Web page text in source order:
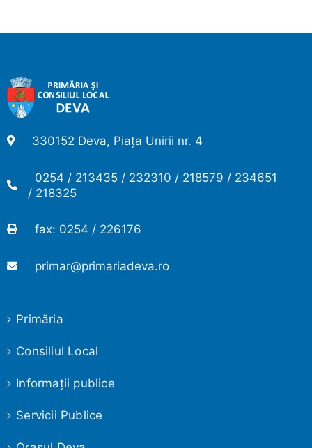
330152 Deva, Piața Unirii nr. 4
0254 / 213435 / 232310 / 218579 / 234651
/ 218325
fax: 0254 / 226176
primar@primariadeva.ro
Primăria
Consiliul Local
Informaţii publice
Servicii Publice